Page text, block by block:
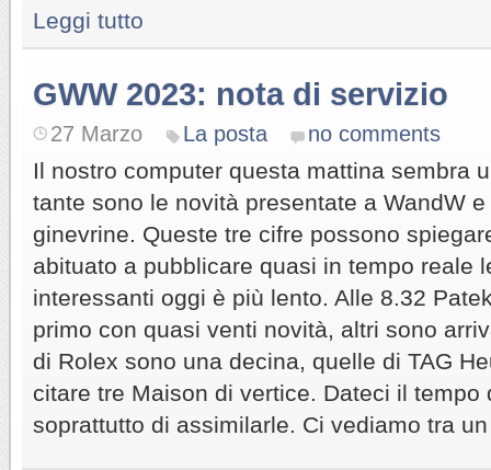
Leggi tutto
GWW 2023: nota di servizio
27 Marzo La posta no comments
Il nostro computer questa mattina sembra
tante sono le novità presentate a WandW
ginevrine. Queste tre cifre possono
abituato a pubblicare quasi in tempo reale
interessanti oggi è più lento. Alle 8.32
primo con quasi venti novità, altri sono
di Rolex sono una decina, quelle di TAG
citare tre Maison di vertice. Dateci il tempo
soprattutto di assimilarle. Ci vediamo tra